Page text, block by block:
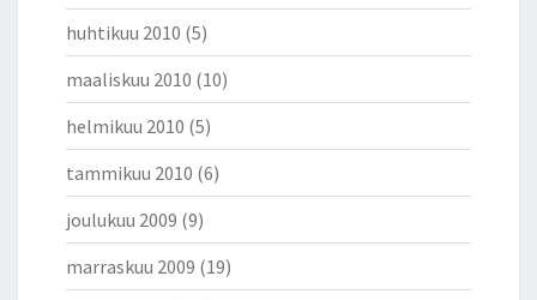
huhtikuu 2010 (5)
maaliskuu 2010 (10)
helmikuu 2010 (5)
tammikuu 2010 (6)
joulukuu 2009 (9)
marraskuu 2009 (19)